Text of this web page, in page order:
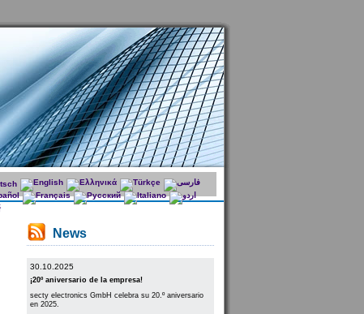
News
30.10.2025
¡20º aniversario de la empresa!
secty electronics GmbH celebra su 20.º aniversario
en 2025.